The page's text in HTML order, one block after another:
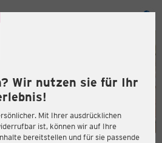
Wir nutzen sie für Ihr
Mit Ihrer ausdrücklichen
ist, können wir auf Ihre
bereitstellen und für sie passende